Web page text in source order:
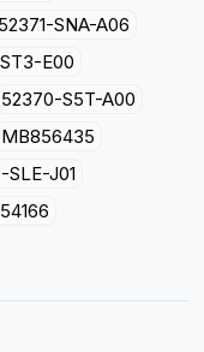
52371-SNA-A06
E00
52370-S5T-A00
MB856435
SLE-J01